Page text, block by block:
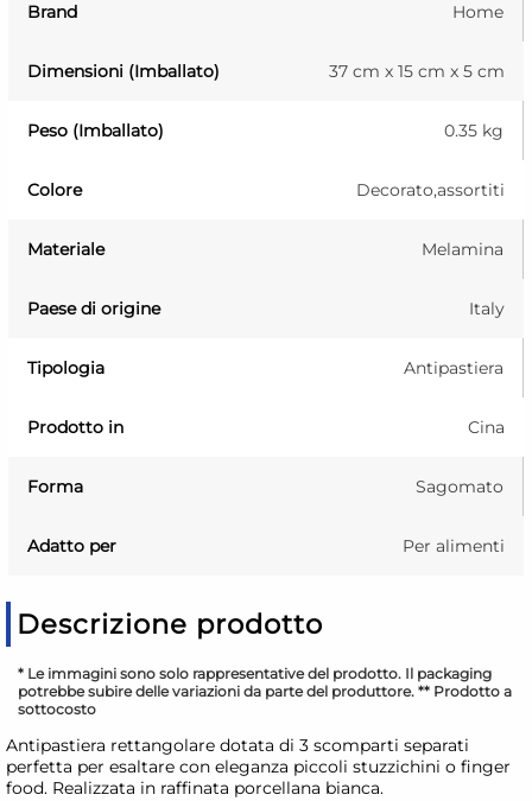
Brand Home
Dimensioni (Imballato) 37 cm x 15 cm x 5 cm
Peso (Imballato) 0.35 kg
Colore Decorato,assortiti
Materiale Melamina
Paese di origine Italy
Tipologia Antipastiera
Prodotto in Cina
Forma Sagomato
Adatto per Per alimenti
Descrizione prodotto
* Le immagini sono solo rappresentative del prodotto. Il packaging
potrebbe subire delle variazioni da parte del produttore. ** Prodotto a
sottocosto
Antipastiera rettangolare dotata di 3 scomparti separati
perfetta per esaltare con eleganza piccoli stuzzichini o finger
food. Realizzata in raffinata porcellana bianca.